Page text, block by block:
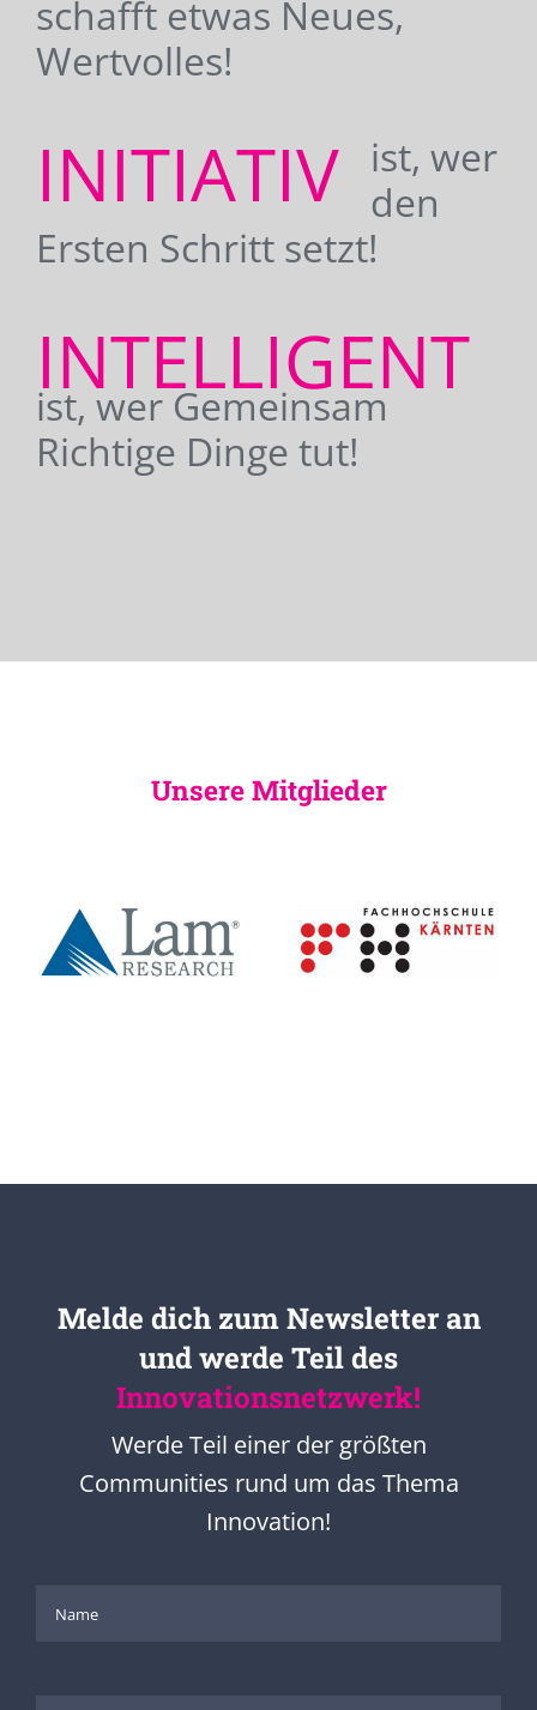
schafft etwas Neues,
Wertvolles!
INITIATIV
ist, wer
den
Ersten Schritt setzt!
INTELLIGENT
ist, wer Gemeinsam
Richtige Dinge tut!
Unsere Mitglieder
Melde dich zum Newsletter an
und werde Teil des
Innovationsnetzwerk!
Werde Teil einer der größten
Communities rund um das Thema
Innovation!